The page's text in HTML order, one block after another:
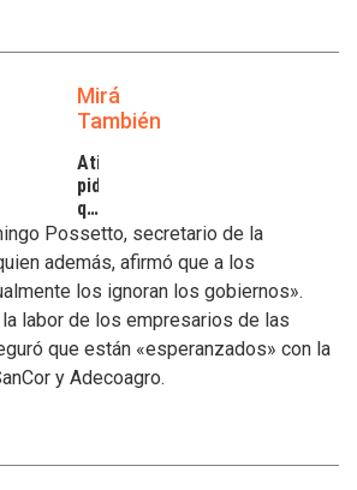
Mirá
También
Atilra
pide
que
se
atiendan
inconvenientes
de
los
tamberos
Possetto, secretario de la
además, afirmó que a los
los ignoran los gobiernos».
labor de los empresarios de las
que están «esperanzados» con la
y Adecoagro.